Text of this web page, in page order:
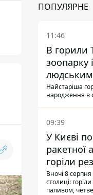
ПОПУЛЯРНЕ
11:46
В горили
зоопарку
вже
Найстаріша
народження в
09:39
У Києві
ракетної
горіли
паливом
Вночі 8
столиці:
паливом,